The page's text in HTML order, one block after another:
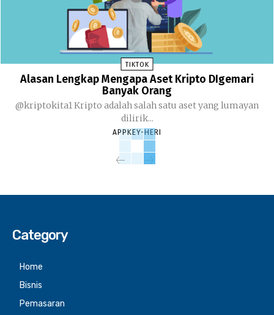
TIKTOK
Alasan Lengkap Mengapa Aset Kripto DIgemari
Banyak Orang
@kriptokita1 Kripto adalah salah satu aset yang lumayan
dilirik...
APPKEY-HERI
Category
Home
Bisnis
Pemasaran